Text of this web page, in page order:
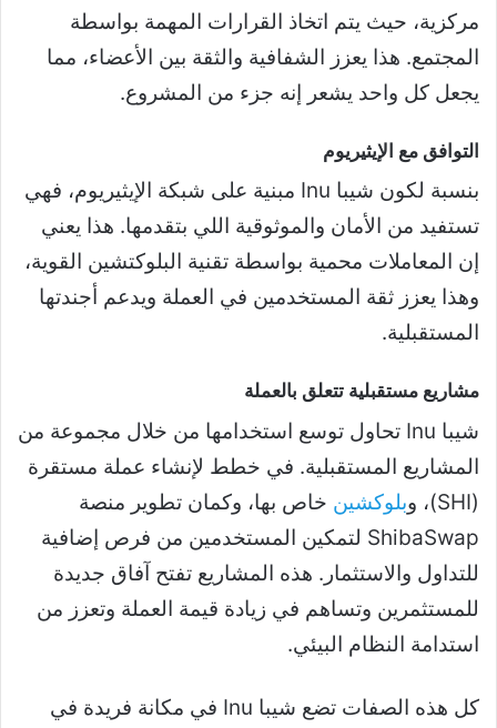
مركزية، حيث يتم اتخاذ القرارات المهمة بواسطة
المجتمع. هذا يعزز الشفافية والثقة بين الأعضاء، مما
يجعل كل واحد يشعر إنه جزء من المشروع.
التوافق مع الإيثيريوم
بنسبة لكون شيبا Inu مبنية على شبكة الإيثيريوم، فهي
تستفيد من الأمان والموثوقية اللي بتقدمها. هذا يعني
إن المعاملات محمية بواسطة تقنية البلوكتشين القوية،
وهذا يعزز ثقة المستخدمين في العملة ويدعم أجندتها
المستقبلية.
مشاريع مستقبلية تتعلق بالعملة
شيبا Inu تحاول توسع استخدامها من خلال مجموعة من
المشاريع المستقبلية. في خطط لإنشاء عملة مستقرة
(SHI)، و
بلوكشين خاص بها، وكمان تطوير منصة
ShibaSwap لتمكين المستخدمين من فرص إضافية
للتداول والاستثمار. هذه المشاريع تفتح آفاق جديدة
للمستثمرين وتساهم في زيادة قيمة العملة وتعزز من
استدامة النظام البيئي.
كل هذه الصفات تضع شيبا Inu في مكانة فريدة في